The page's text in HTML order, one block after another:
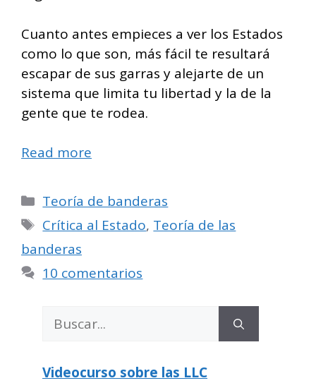
Cuanto antes empieces a ver los Estados
como lo que son, más fácil te resultará
escapar de sus garras y alejarte de un
sistema que limita tu libertad y la de la
gente que te rodea.
Read more
Categorías
Teoría de banderas
Etiquetas
Crítica al Estado, Teoría de las
banderas
10 comentarios
Buscar:
Videocurso sobre las LLC